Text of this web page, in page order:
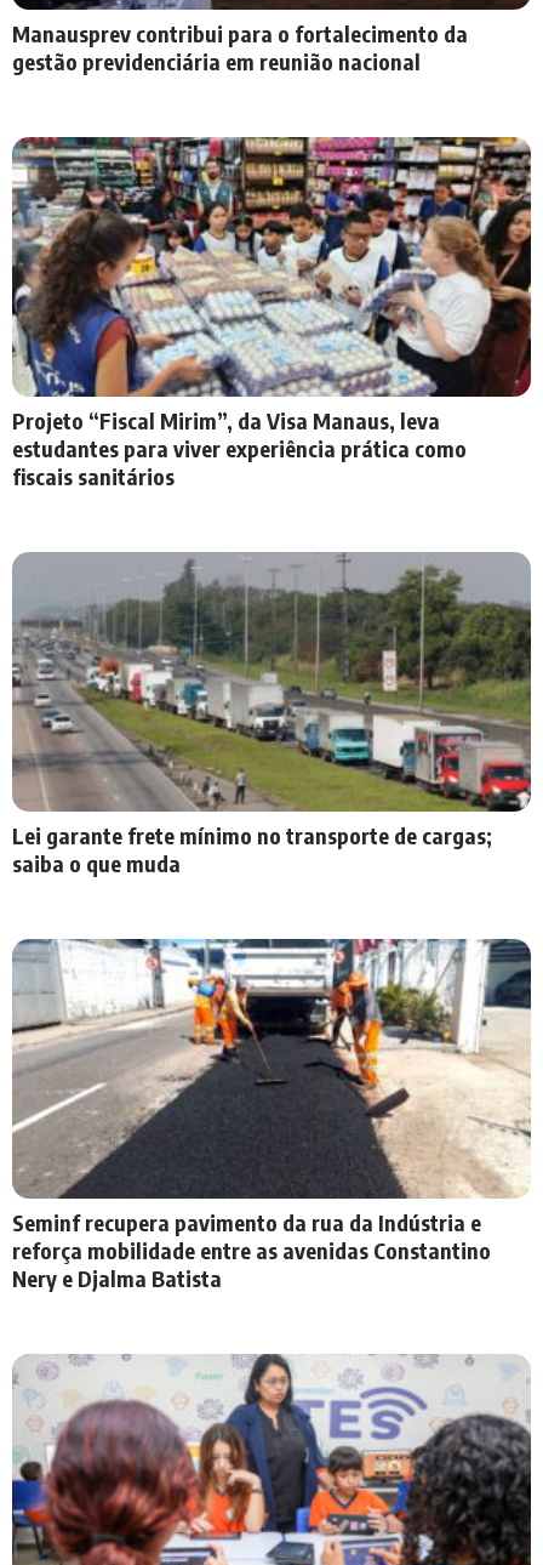
Manausprev contribui para o fortalecimento da
gestão previdenciária em reunião nacional
Projeto “Fiscal Mirim”, da Visa Manaus, leva
estudantes para viver experiência prática como
fiscais sanitários
Lei garante frete mínimo no transporte de cargas;
saiba o que muda
Seminf recupera pavimento da rua da Indústria e
reforça mobilidade entre as avenidas Constantino
Nery e Djalma Batista